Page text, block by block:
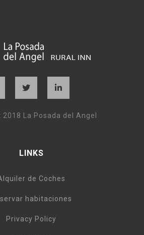
2018 La Posada del Angel
LINKS
de Coches
habitaciones
Privacy Policy